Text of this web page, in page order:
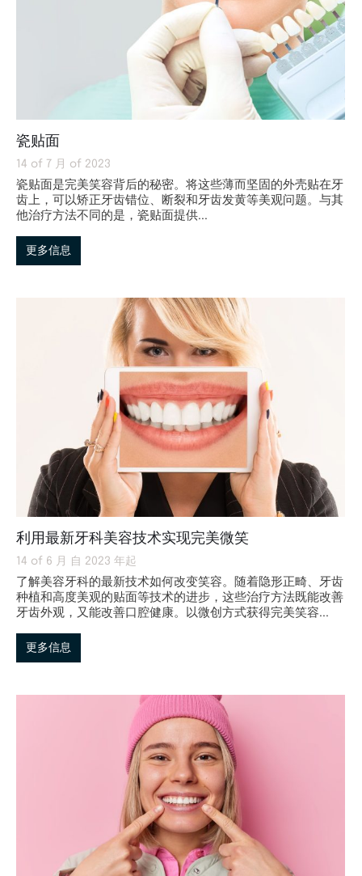
瓷贴面
14 of 7 月 of 2023
瓷贴面是完美笑容背后的秘密。将这些薄而坚固的外壳贴在牙
齿上，可以矫正牙齿错位、断裂和牙齿发黄等美观问题。与其
他治疗方法不同的是，瓷贴面提供...
更多信息
利用最新牙科美容技术实现完美微笑
14 of 6 月 自 2023 年起
了解美容牙科的最新技术如何改变笑容。随着隐形正畸、牙齿
种植和高度美观的贴面等技术的进步，这些治疗方法既能改善
牙齿外观，又能改善口腔健康。以微创方式获得完美笑容...
更多信息